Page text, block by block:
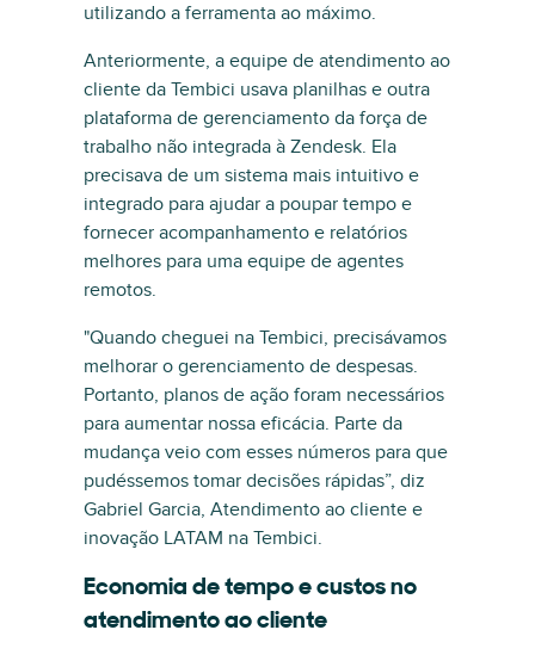
utilizando a ferramenta ao máximo.
Anteriormente, a equipe de atendimento ao
cliente da Tembici usava planilhas e outra
plataforma de gerenciamento da força de
trabalho não integrada à Zendesk. Ela
precisava de um sistema mais intuitivo e
integrado para ajudar a poupar tempo e
fornecer acompanhamento e relatórios
melhores para uma equipe de agentes
remotos.
"Quando cheguei na Tembici, precisávamos
melhorar o gerenciamento de despesas.
Portanto, planos de ação foram necessários
para aumentar nossa eficácia. Parte da
mudança veio com esses números para que
pudéssemos tomar decisões rápidas”, diz
Gabriel Garcia, Atendimento ao cliente e
inovação LATAM na Tembici.
Economia de tempo e custos no
atendimento ao cliente